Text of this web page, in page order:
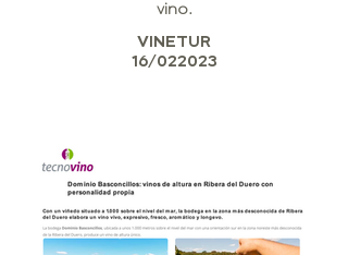
vino.
VINETUR
16/022023